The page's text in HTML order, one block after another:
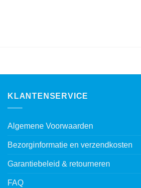
KLANTENSERVICE
Algemene Voorwaarden
Bezorginformatie en verzendkosten
Garantiebeleid & retourneren
FAQ